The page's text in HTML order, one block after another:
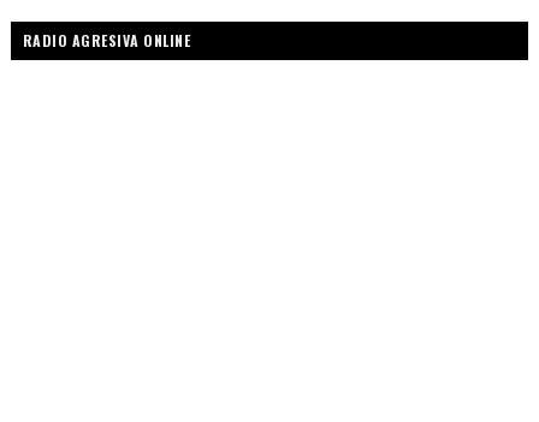
RADIO AGRESIVA ONLINE